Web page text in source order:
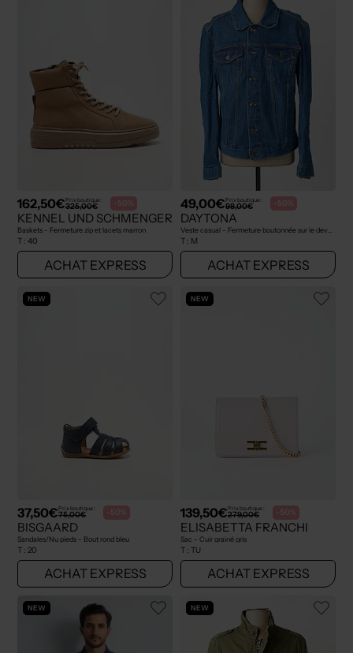
162,50€Prix boutique :
325,00€ -50%
KENNEL UND SCHMENGER
Baskets - Fermeture zip et lacets marron
T : 40
ACHAT EXPRESS
49,00€Prix boutique :
98,00€ -50%
DAYTONA
Veste casual - Fermeture boutonnée sur le devant bleu
T : M
ACHAT EXPRESS
NEW
37,50€Prix boutique :
75,00€ -50%
BISGAARD
Sandales/Nu pieds - Bout rond bleu
T : 20
ACHAT EXPRESS
NEW
139,50€Prix boutique :
279,00€ -50%
ELISABETTA FRANCHI
Sac - Cuir grainé gris
T : TU
ACHAT EXPRESS
NEW NEW